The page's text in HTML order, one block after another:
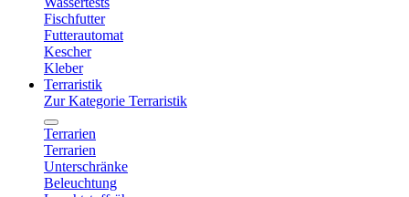
Fischfutter
Futterautomat
Kescher
Kleber
Terraristik
Zur Kategorie Terraristik
Terrarien
Terrarien
Unterschränke
Beleuchtung